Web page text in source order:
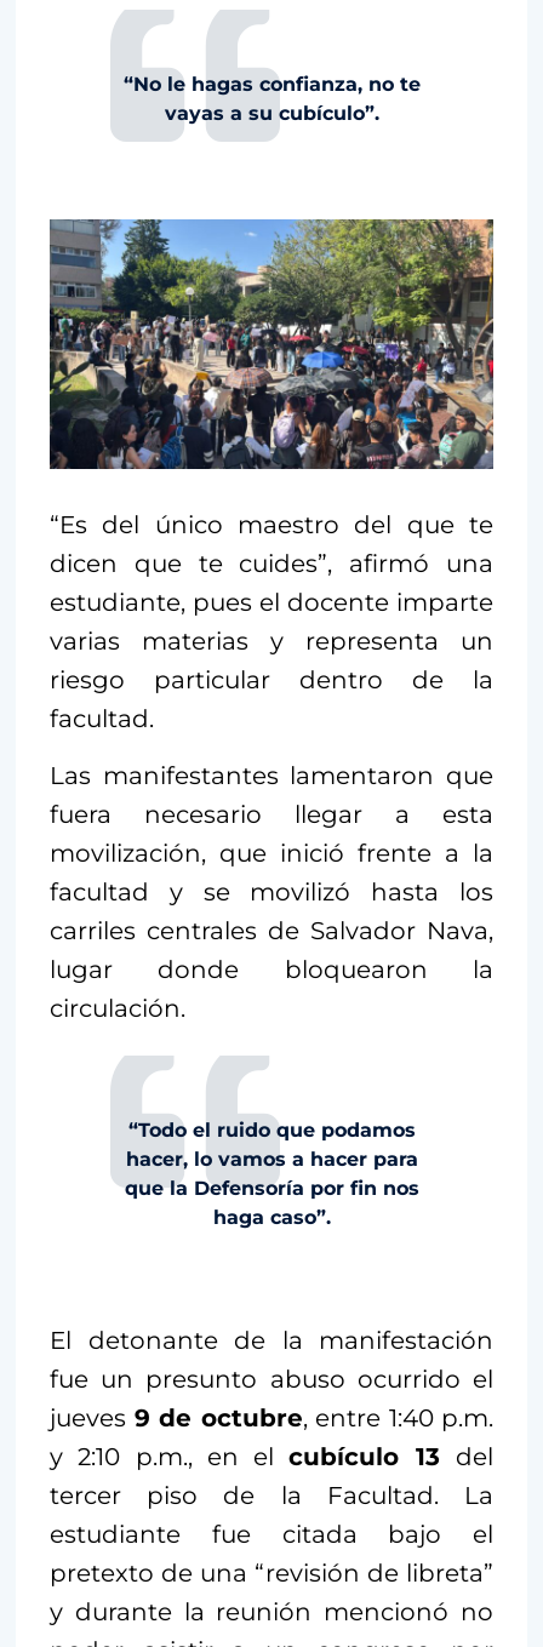
“No le hagas confianza, no te
vayas a su cubículo”.
“Es del único maestro del que te
dicen que te cuides”, afirmó una
estudiante, pues el docente imparte
varias materias y representa un
riesgo particular dentro de la
facultad.
Las manifestantes lamentaron que
fuera necesario llegar a esta
movilización, que inició frente a la
facultad y se movilizó hasta los
carriles centrales de Salvador Nava,
lugar donde bloquearon la
circulación.
“Todo el ruido que podamos
hacer, lo vamos a hacer para
que la Defensoría por fin nos
haga caso”.
El detonante de la manifestación
fue un presunto abuso ocurrido el
jueves 9 de octubre, entre 1:40 p.m.
y 2:10 p.m., en elcubículo 13 del
tercer piso de la Facultad. La
estudiante fue citada bajo el
pretexto de una “revisión de libreta”
y durante la reunión mencionó no